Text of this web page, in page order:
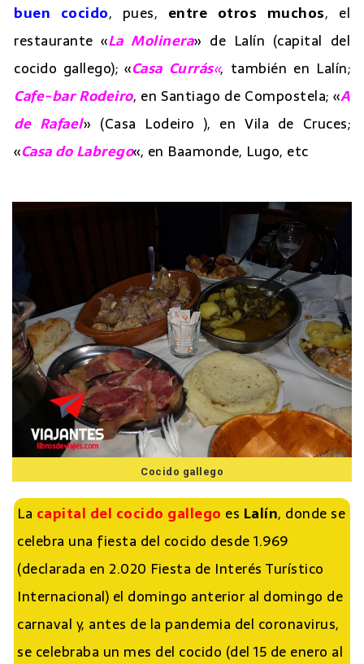
buen cocido, pues, entre otros muchos, el
restaurante «La Molinera» de Lalín (capital del
cocido gallego); «Casa Currás«, también en Lalín;
Cafe-bar Rodeiro, en Santiago de Compostela; «A
de Rafael» (Casa Lodeiro ), en Vila de Cruces;
«Casa do Labrego«, en Baamonde, Lugo, etc
Cocido gallego
La capital del cocido gallego es Lalín, donde se
celebra una fiesta del cocido desde 1.969
(declarada en 2.020 Fiesta de Interés Turístico
Internacional) el domingo anterior al domingo de
carnaval y, antes de la pandemia del coronavirus,
se celebraba un mes del cocido (del 15 de enero al